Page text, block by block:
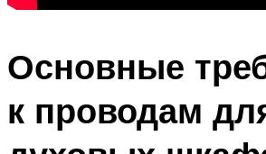
Основные
к проводам